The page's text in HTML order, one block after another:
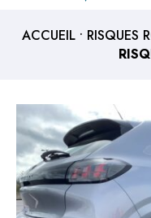
ACCUEIL • RISQUES